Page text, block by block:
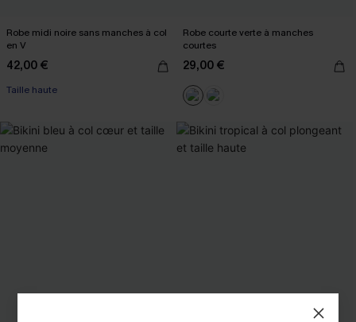
Robe midi noire sans manches à col
en V
42,00 €
Taille haute
Robe courte verte à manches
courtes
29,00 €